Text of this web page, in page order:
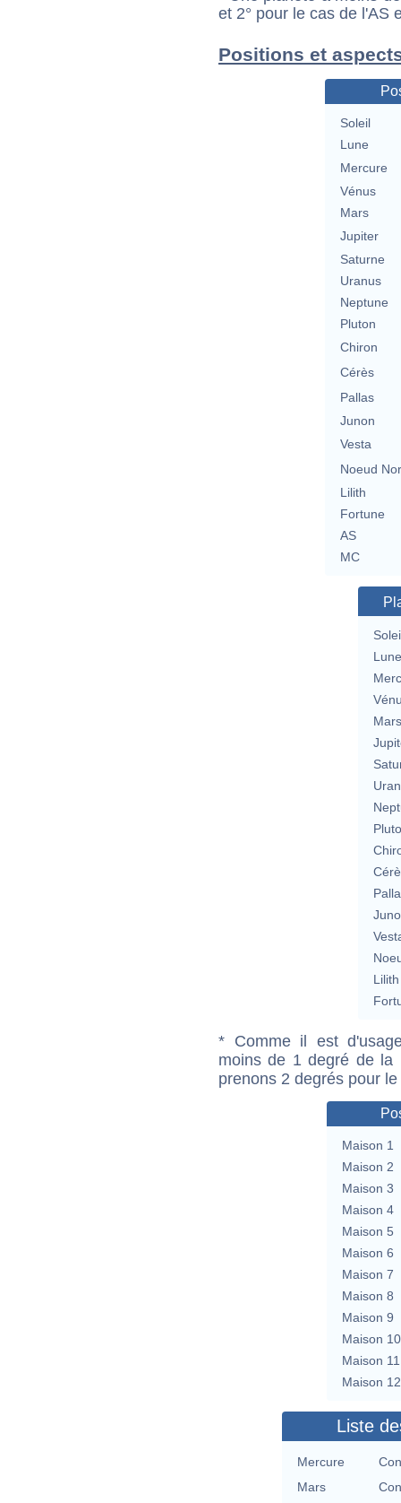
et 2° pour le cas de l'AS
Positions et
Soleil
Lune
Mercure
Vénus
Mars
Jupiter
Saturne
Uranus
Neptune
Pluton
Chiron
Cérès
Pallas
Junon
Vesta
Noeud
Lilith
Fortune
AS
MC
Lune
Mars
Lilith
* Comme il est
moins de 1 degré de la
prenons 2 degrés pour
Maison 1
Maison 2
Maison 3
Maison 4
Maison 5
Maison 6
Maison 7
Maison 8
Maison 9
Maison 10
Maison 11
Maison 12
Liste
Mercure
Mars